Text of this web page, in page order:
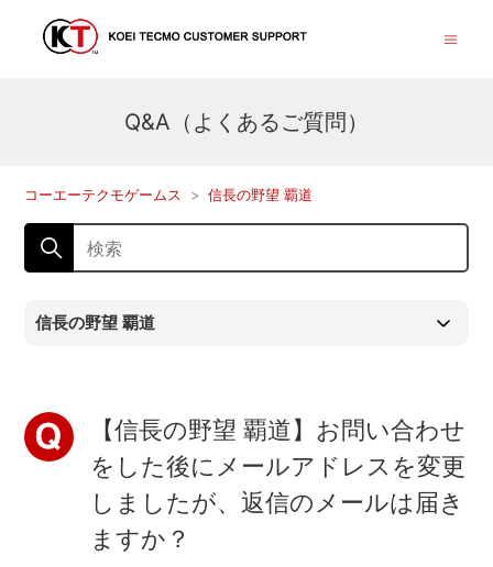
Q&A（よくあるご質問）
コーエーテクモゲームス 信長の野望 覇道
信長の野望 覇道
【信長の野望 覇道】お問い合わせ
をした後にメールアドレスを変更
しましたが、返信のメールは届き
ますか？